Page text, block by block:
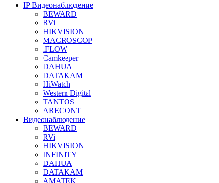
IP Видеонаблюдение
BEWARD
RVi
HIKVISION
MACROSCOP
iFLOW
Camkeeper
DAHUA
DATAKAM
HiWatch
Western Digital
TANTOS
ARECONT
Видеонаблюдение
BEWARD
RVi
HIKVISION
INFINITY
DAHUA
DATAKAM
AMATEK